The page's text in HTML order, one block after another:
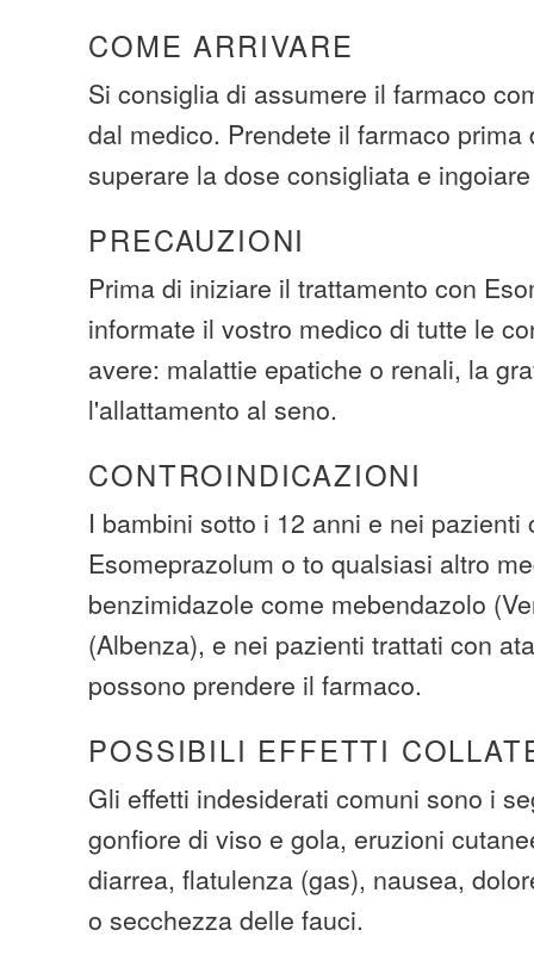
COME ARRIVARE
Si consiglia di assumere il farmaco
dal medico. Prendete il farmaco prima
superare la dose consigliata e
PRECAUZIONI
Prima di iniziare il trattamento con
informate il vostro medico di tutte le
avere: malattie epatiche o renali, la
l'allattamento al seno.
CONTROINDICAZIONI
I bambini sotto i 12 anni e nei
Esomeprazolum o to qualsiasi altro
benzimidazole come mebendazolo
(Albenza), e nei pazienti trattati con
possono prendere il farmaco.
POSSIBILI EFFETTI
Gli effetti indesiderati comuni sono i
gonfiore di viso e gola, eruzioni
diarrea, flatulenza (gas), nausea,
o secchezza delle fauci.